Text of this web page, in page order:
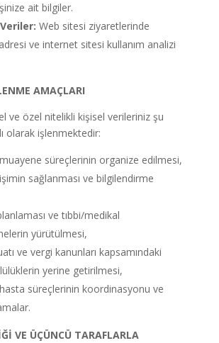
ait bilgiler.
Web sitesi ziyaretlerinde
ve internet sitesi kullanım analizi
AMAÇLARI
ve özel nitelikli kişisel verileriniz şu
olarak işlenmektedir:
süreçlerinin organize edilmesi,
sağlanması ve bilgilendirme
ve tıbbi/medikal
yürütülmesi,
ve vergi kanunları kapsamındaki
yerine getirilmesi,
süreçlerinin koordinasyonu ve
VE ÜÇÜNCÜ TARAFLARLA